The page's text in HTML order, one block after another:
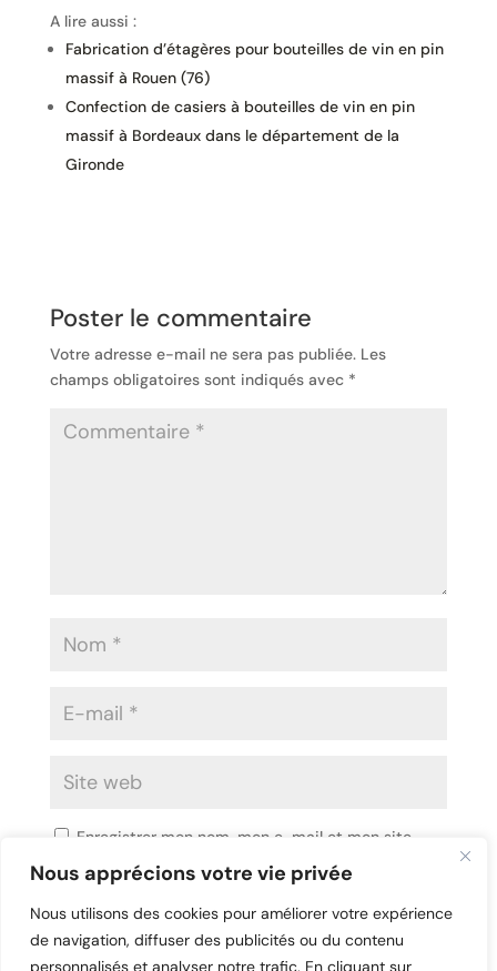
Nous apprécions votre vie privée
Nous utilisons des cookies pour améliorer votre expérience
de navigation, diffuser des publicités ou du contenu
personnalisés et analyser notre trafic. En cliquant sur
A lire aussi :
Fabrication d’étagères pour bouteilles de vin en pin
massif à Rouen (76)
Confection de casiers à bouteilles de vin en pin
massif à Bordeaux dans le département de la
Gironde
Poster le commentaire
Votre adresse e-mail ne sera pas publiée. Les
champs obligatoires sont indiqués avec *
Enregistrer mon nom, mon e-mail et mon site
dans le navigateur pour mon prochain commentaire.